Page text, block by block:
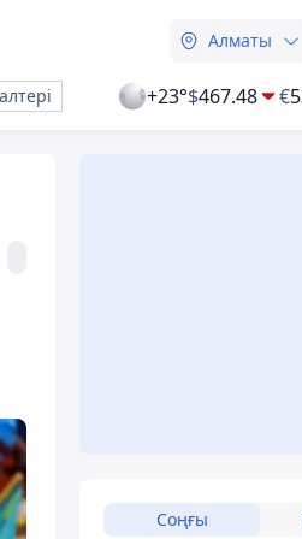
Алматы
+23°$467.48 €
Соңғы